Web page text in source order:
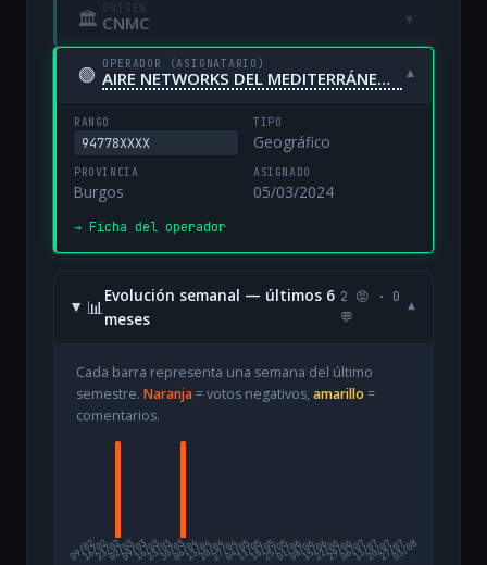
🏛 ORIGEN
CNMC ▾
🟢 OPERADOR (ASIGNATARIO)
AIRE NETWORKS DEL MEDITERRÁNEO, S.L. UNIPERSONAL ▾
RANGO
94778XXXX
TIPO
Geográfico
PROVINCIA
Burgos
ASIGNADO
05/03/2024
→ Ficha del operador
📊
Evolución semanal — últimos 6
meses
2 😡 · 0
💬
▾
Cada barra representa una semana del último
semestre. Naranja= votos negativos, amarillo =
comentarios.
09/02
16/0223/0202/0309/0316/0323/0330/0306/0413/0420/0427/0404/0511/0518/0525/0501/0608/0615/0622/0629/0606/0713/0720/0727/07
03/08